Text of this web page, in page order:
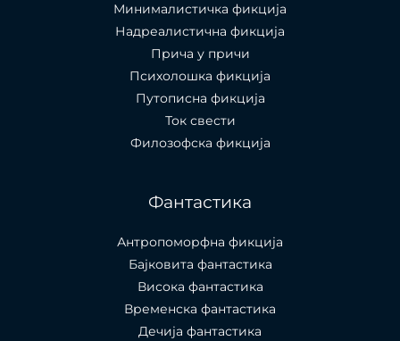
Минималистичка фикција
Надреалистична фикција
Прича у причи
Психолошкa фикција
Путописна фикција
Ток свести
Филозофска фикција
Фантастика
Антропоморфна фикција
Бајковита фантастика
Висока фантастика
Временска фантастика
Дечија фантастика